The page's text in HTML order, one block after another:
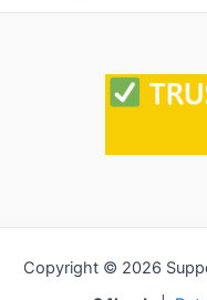
Copyright © 2026